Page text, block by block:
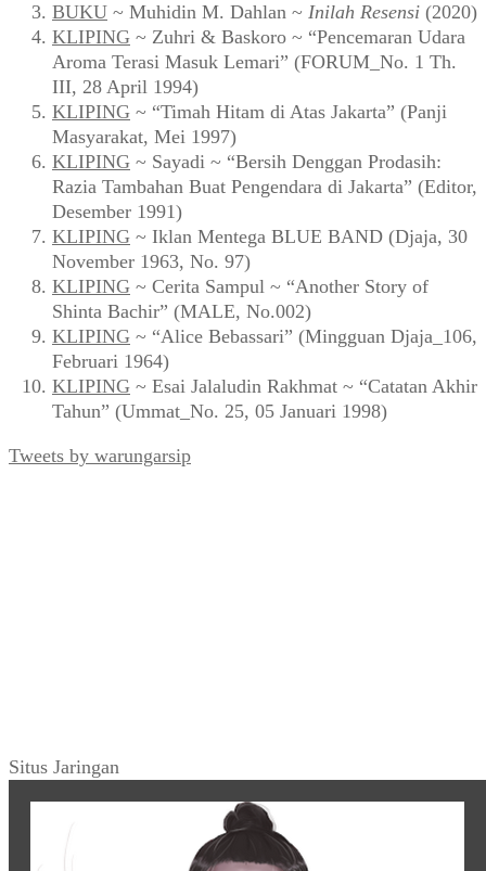
BUKU ~ Muhidin M. Dahlan ~ Inilah Resensi (2020)
KLIPING ~ Zuhri & Baskoro ~ “Pencemaran Udara
Aroma Terasi Masuk Lemari” (FORUM_No. 1 Th.
III, 28 April 1994)
KLIPING ~ “Timah Hitam di Atas Jakarta” (Panji
Masyarakat, Mei 1997)
KLIPING ~ Sayadi ~ “Bersih Denggan Prodasih:
Razia Tambahan Buat Pengendara di Jakarta” (Editor,
Desember 1991)
KLIPING ~ Iklan Mentega BLUE BAND (Djaja, 30
November 1963, No. 97)
KLIPING ~ Cerita Sampul ~ “Another Story of
Shinta Bachir” (MALE, No.002)
KLIPING ~ “Alice Bebassari” (Mingguan Djaja_106,
Februari 1964)
KLIPING ~ Esai Jalaludin Rakhmat ~ “Catatan Akhir
Tahun” (Ummat_No. 25, 05 Januari 1998)
Tweets by warungarsip
Situs Jaringan